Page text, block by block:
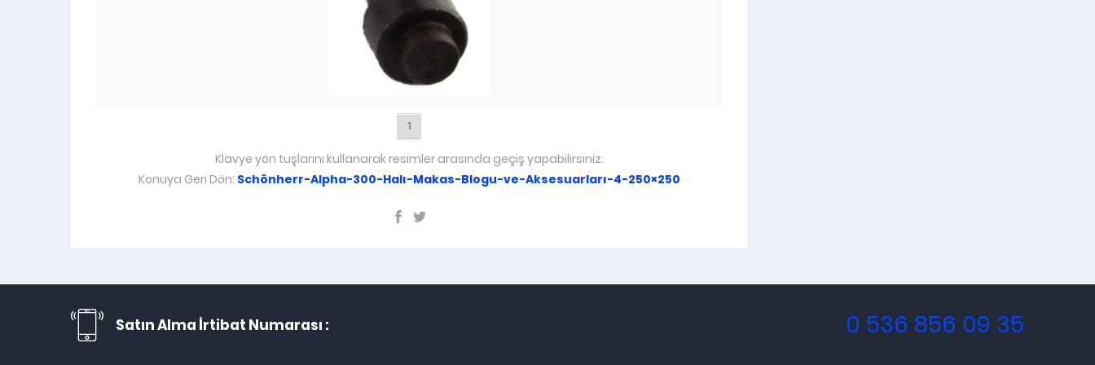
1
Klavye yön tuşlarını kullanarak resimler arasında geçiş yapabilirsiniz.
Konuya Geri Dön: Schönherr-Alpha-300-Halı-Makas-Blogu-ve-Aksesuarları-4-250×250
Satın Alma İrtibat Numarası : 0 536 856 09 35